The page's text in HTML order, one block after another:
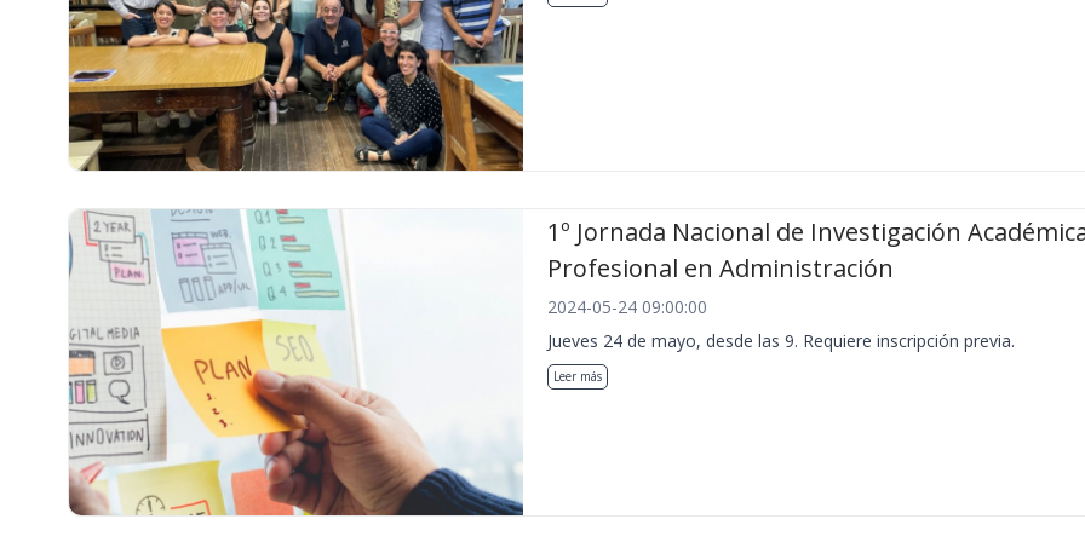
1º Jornada Nacional de Investigación
Profesional en Administración
2024-05-24 09:00:00
Jueves 24 de mayo, desde las 9. Requiere inscripción previa.
Leer más